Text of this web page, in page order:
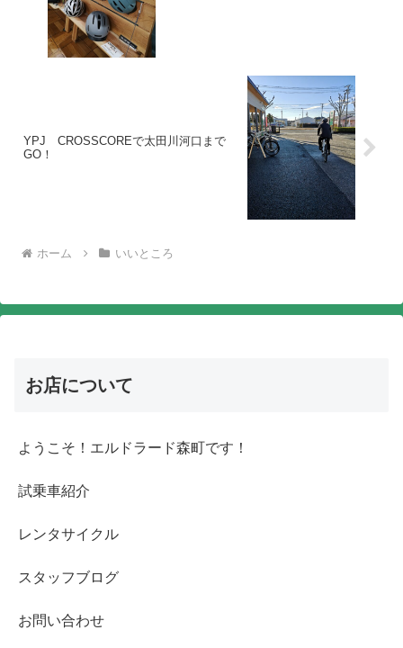
YPJ CROSSCOREで太田川河口まで
GO！
ホーム いいところ
お店について
ようこそ！エルドラード森町です！
試乗車紹介
レンタサイクル
スタッフブログ
お問い合わせ